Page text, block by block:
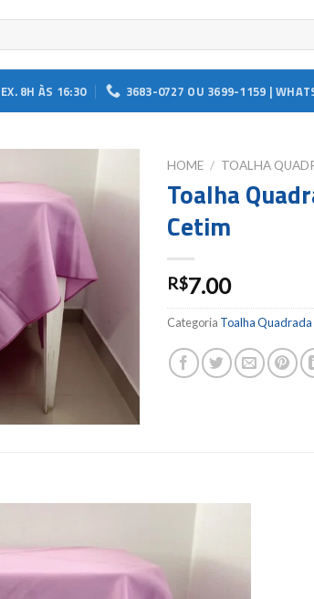
8H ÀS 16:30 3683-0727 OU 3699-1159 |
wishlist
HOME / TOALHA
Toalha
Cetim
R$7.00
Categoria Toalha Quadrada